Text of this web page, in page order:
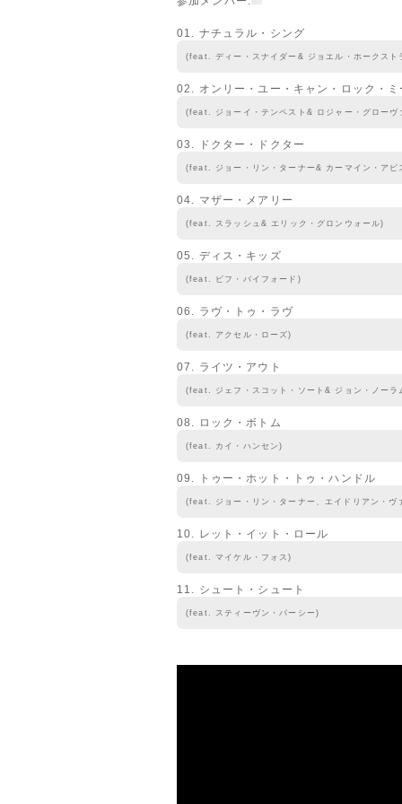
01. ナチュラル・シング
(feat. ディー・スナイダー& ジョエル・ホークスト
02. オンリー・ユー・キャン・ロック・ミ
(feat. ジョーイ・テンペスト& ロジャー・グローヴ
03. ドクター・ドクター
(feat. ジョー・リン・ターナー& カーマイン・アピ
04. マザー・メアリー
(feat. スラッシュ& エリック・グロンウォール)
05. ディス・キッズ
(feat. ビフ・バイフォード)
06. ラヴ・トゥ・ラヴ
(feat. アクセル・ローズ)
07. ライツ・アウト
(feat. ジェフ・スコット・ソート& ジョン・ノーラ
08. ロック・ボトム
(feat. カイ・ハンセン)
09. トゥー・ホット・トゥ・ハンドル
(feat. ジョー・リン・ターナー、エイドリアン・ヴ
10. レット・イット・ロール
(feat. マイケル・フォス)
11. シュート・シュート
(feat. スティーヴン・パーシー)